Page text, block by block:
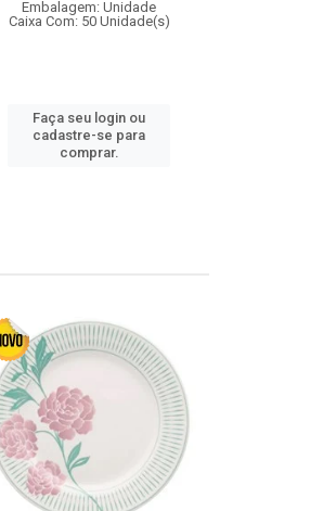
Embalagem: Unidade
Caixa Com: 50 Unidade(s)
Faça seu login ou
cadastre-se para
comprar.